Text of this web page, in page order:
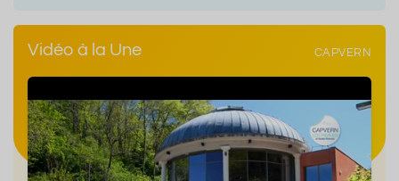
Vidéo à la Une CAPVERN